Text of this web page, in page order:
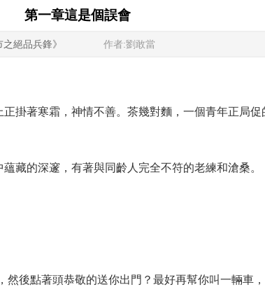
第一章這是個誤會
之絕品兵鋒》 作者:劉敢當
掛著寒霜，神情不善。茶幾對麵，一個青年正局促
藏的深邃，有著與同齡人完全不符的老練和滄桑。
後點著頭恭敬的送你出門？最好再幫你叫一輛車